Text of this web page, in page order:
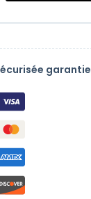
garantie